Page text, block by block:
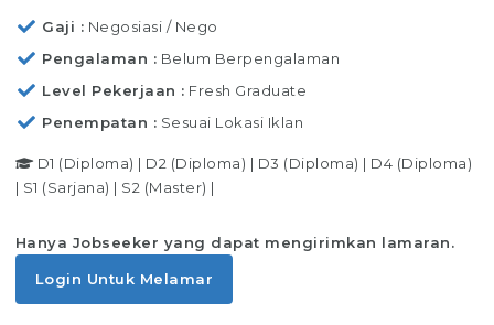
Gaji
Negosiasi / Nego
Pengalaman
Belum Berpengalaman
Level Pekerjaan
Fresh Graduate
Penempatan
Sesuai Lokasi Iklan
D1 (Diploma) | D2 (Diploma) | D3 (Diploma) | D4 (Diploma)
| S1 (Sarjana) | S2 (Master) |
Hanya Jobseeker yang dapat mengirimkan lamaran.
Login Untuk Melamar